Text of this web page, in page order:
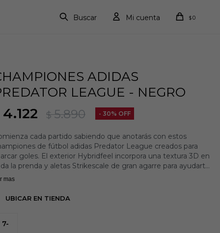
$0
ADIDAS
LEAGUE - NEGRO
4.122 $ 5.890 30
cada partido sabiendo que anotarás con estos
de fútbol adidas Predator League creados para
goles. El exterior Hybridfeel incorpora una textura 3D en
la prenda y aletas Strikescale de gran agarre para ayudarte
el balón durante los ataques. La suela Controlplate
clásica
mas
UBICAR EN TIENDA
7-